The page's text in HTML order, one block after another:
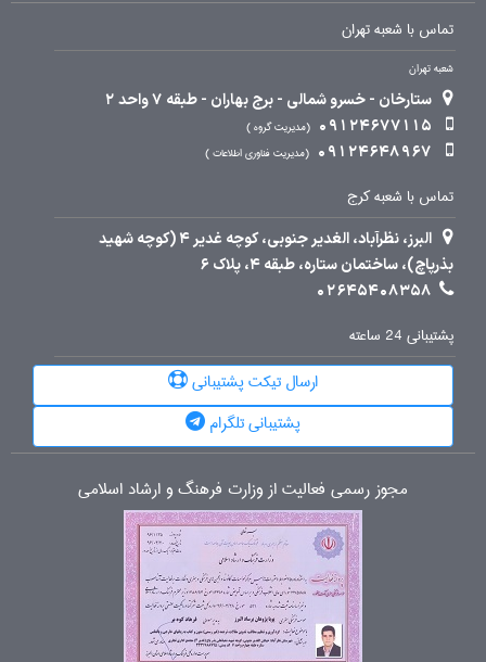
تماس با شعبه تهران
شعبه تهران
ستارخان - خسرو شمالی - برج بهاران - طبقه 7 واحد 2
09124677115
مدیریت گروه
09124648967 مدیریت فناوری اطلاعات
تماس با شعبه کرج
البرز، نظرآباد، الغدیر جنوبی، کوچه غدیر 4 (کوچه شهید
بذرپاچ)، ساختمان ستاره، طبقه 4، پلاک 6
02645408358
پشتیبانی 24 ساعته
ارسال تیکت پشتیبانی
پشتیبانی تلگرام
مجوز رسمی فعالیت از وزارت فرهنگ و ارشاد اسلامی